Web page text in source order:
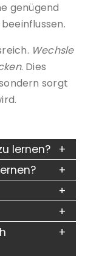
genügend
Wechsle
. Dies
sorgt
lernen?